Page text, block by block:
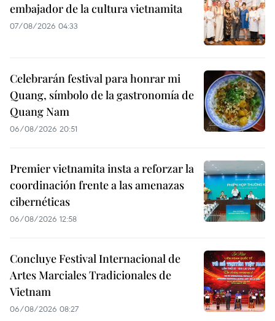
embajador de la cultura vietnamita
07/08/2026 04:33
Celebrarán festival para honrar mi
Quang, símbolo de la gastronomía de
Quang Nam
06/08/2026 20:51
Premier vietnamita insta a reforzar la
coordinación frente a las amenazas
cibernéticas
06/08/2026 12:58
Concluye Festival Internacional de
Artes Marciales Tradicionales de
Vietnam
06/08/2026 08:27